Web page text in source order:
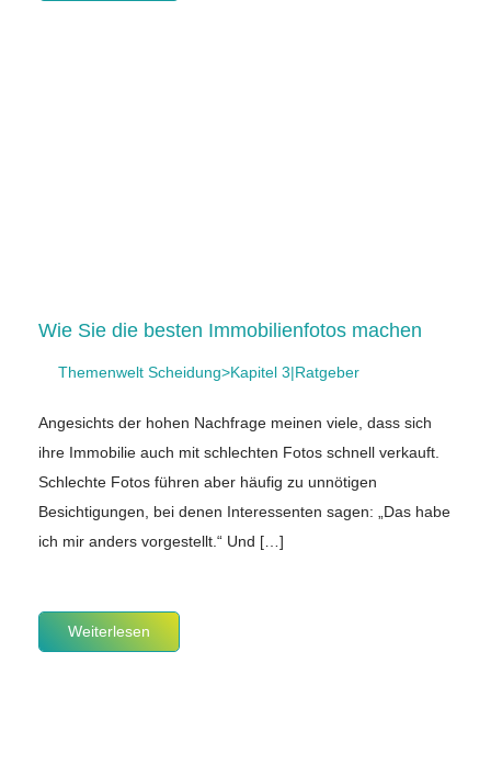
Wie Sie die besten Immobilienfotos machen
Themenwelt Scheidung>Kapitel 3|Ratgeber
Angesichts der hohen Nachfrage meinen viele, dass sich
ihre Immobilie auch mit schlechten Fotos schnell verkauft.
Schlechte Fotos führen aber häufig zu unnötigen
Besichtigungen, bei denen Interessenten sagen: „Das habe
ich mir anders vorgestellt.“ Und […]
Weiterlesen